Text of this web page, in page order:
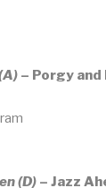
– Porgy and
(D) – Jazz